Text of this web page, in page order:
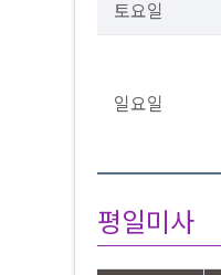
토요일
일요일
평일미사